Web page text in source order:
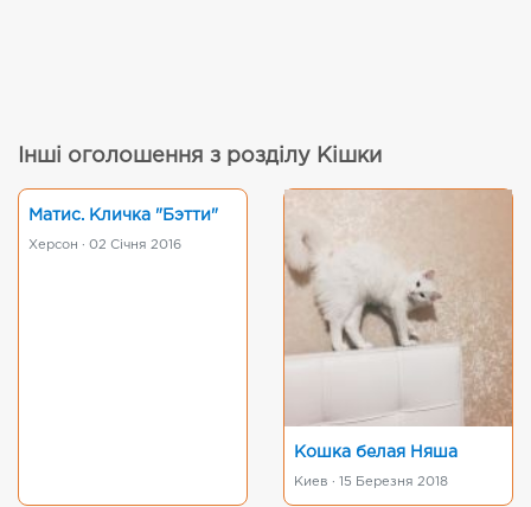
Інші оголошення з розділу Кішки
Матис. Кличка "Бэтти"
Херсон · 02 Січня 2016
Кошка белая Няша
Киев · 15 Березня 2018